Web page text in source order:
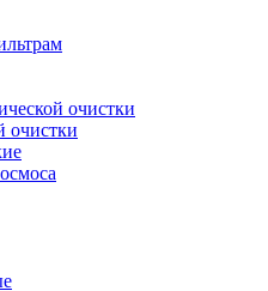
очистки
очистки